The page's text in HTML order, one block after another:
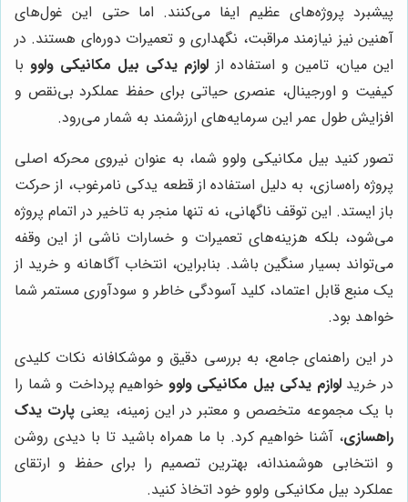
پیشبرد پروژه‌های عظیم ایفا می‌کنند. اما حتی این غول‌های
آهنین نیز نیازمند مراقبت، نگهداری و تعمیرات دوره‌ای هستند. در
این میان، تامین و استفاده از لوازم یدکی بیل مکانیکی ولووبا
کیفیت و اورجینال، عنصری حیاتی برای حفظ عملکرد بی‌نقص و
افزایش طول عمر این سرمایه‌های ارزشمند به شمار می‌رود.
تصور کنید بیل مکانیکی ولوو شما، به عنوان نیروی محرکه اصلی
پروژه راه‌سازی، به دلیل استفاده از قطعه یدکی نامرغوب، از حرکت
باز ایستد. این توقف ناگهانی، نه تنها منجر به تاخیر در اتمام پروژه
می‌شود، بلکه هزینه‌های تعمیرات و خسارات ناشی از این وقفه
می‌تواند بسیار سنگین باشد. بنابراین، انتخاب آگاهانه و خرید از
یک منبع قابل اعتماد، کلید آسودگی خاطر و سودآوری مستمر شما
خواهد بود.
در این راهنمای جامع، به بررسی دقیق و موشکافانه نکات کلیدی
در خریدلوازم یدکی بیل مکانیکی ولوو خواهیم پرداخت و شما را
با یک مجموعه متخصص و معتبر در این زمینه، یعنی پارت یدک
راهسازی، آشنا خواهیم کرد. با ما همراه باشید تا با دیدی روشن
و انتخابی هوشمندانه، بهترین تصمیم را برای حفظ و ارتقای
عملکرد بیل مکانیکی ولوو خود اتخاذ کنید.